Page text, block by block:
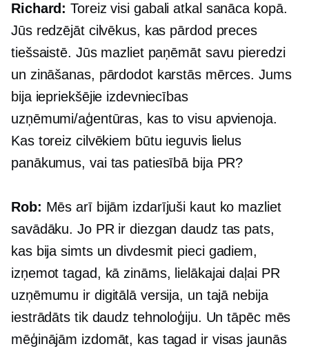
Richard: Toreiz visi gabali atkal sanāca kopā.
Jūs redzējāt cilvēkus, kas pārdod preces
tiešsaistē. Jūs mazliet paņēmāt savu pieredzi
un zināšanas, pārdodot karstās mērces. Jums
bija iepriekšējie izdevniecības
uzņēmumi/aģentūras, kas to visu apvienoja.
Kas toreiz cilvēkiem būtu ieguvis lielus
panākumus, vai tas patiesībā bija PR?
Rob: Mēs arī bijām izdarījuši kaut ko mazliet
savādāku. Jo PR ir diezgan daudz tas pats,
kas bija simts undivdesmit piecigadiem,
izņemot tagad, kā zināms, lielākajai daļai PR
uzņēmumu ir digitālā versija, un tajā nebija
iestrādāts tik daudz tehnoloģiju. Un tāpēc mēs
mēģinājām izdomāt, kas tagad ir visas jaunās